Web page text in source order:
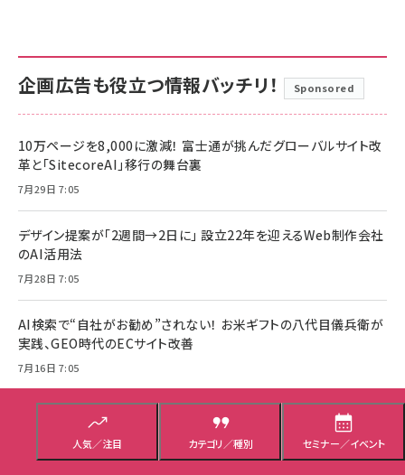
人気／注目 カテゴリ／種別 セミナー／イベント
企画広告も役立つ情報バッチリ！ Sponsored
10万ページを8,000に激減！ 富士通が挑んだグローバルサイト改
革と「SitecoreAI」移行の舞台裏
7月29日 7:05
デザイン提案が「2週間→2日に」 設立22年を迎えるWeb制作会社
のAI活用法
7月28日 7:05
AI検索で“自社がお勧め”されない！ お米ギフトの八代目儀兵衛が
実践、GEO時代のECサイト改善
7月16日 7:05
AI検索時代、なぜSNSが重要？ フジドリームエアラインズが実
践“フォロワー6倍・UGC200％増”の舞台裏
7月14日 7:05